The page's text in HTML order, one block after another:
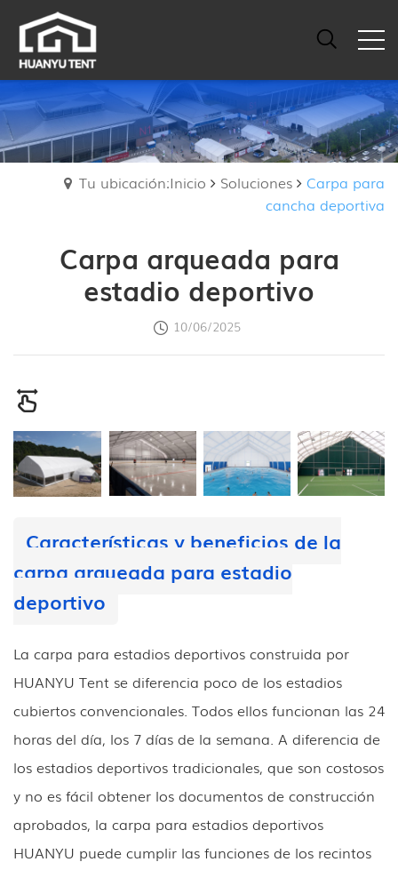
Tu ubicación:Inicio Soluciones
Carpa para
cancha deportiva
Carpa arqueada para
estadio deportivo
10/06/2025
Características y beneficios de la
carpa arqueada para estadio
deportivo
La carpa para estadios deportivos construida por
HUANYU Tent se diferencia poco de los estadios
cubiertos convencionales. Todos ellos funcionan las 24
horas del día, los 7 días de la semana. A diferencia de
los estadios deportivos tradicionales, que son costosos
y no es fácil obtener los documentos de construcción
aprobados, la carpa para estadios deportivos
HUANYU puede cumplir las funciones de los recintos